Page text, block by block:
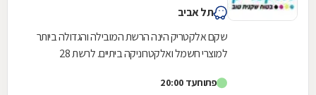
תל אביב
שקם אלקטריק הינה הרשת המובילה והגדולה ביותר
למוצרי חשמל ואלקטרוניקה ביתיים. לרשת 28
מוצרי...
פתוחעד 20:00